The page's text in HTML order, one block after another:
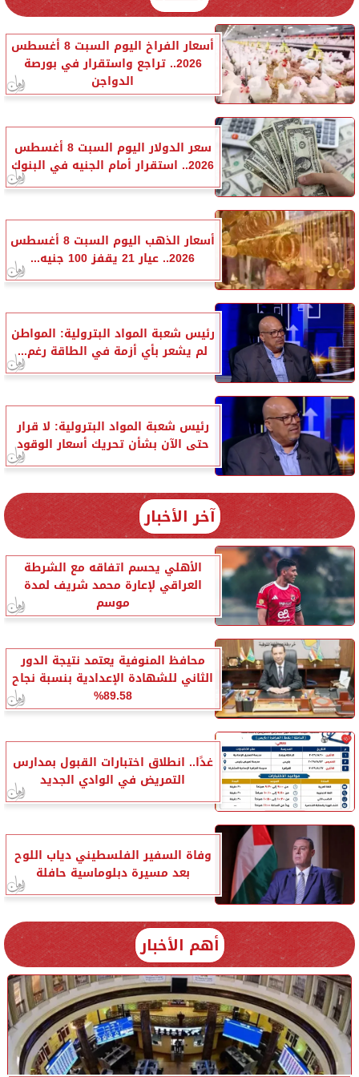
أسعار الفراخ اليوم السبت 8 أغسطس
2026.. تراجع واستقرار في بورصة
الدواجن
سعر الدولار اليوم السبت 8 أغسطس
2026.. استقرار أمام الجنيه في البنوك
أسعار الذهب اليوم السبت 8 أغسطس
2026.. عيار 21 يقفز 100 جنيه...
رئيس شعبة المواد البترولية: المواطن
لم يشعر بأي أزمة في الطاقة رغم...
رئيس شعبة المواد البترولية: لا قرار
حتى الآن بشأن تحريك أسعار الوقود
آخر الأخبار
الأهلي يحسم اتفاقه مع الشرطة
العراقي لإعارة محمد شريف لمدة
موسم
محافظ المنوفية يعتمد نتيجة الدور
الثاني للشهادة الإعدادية بنسبة نجاح
89.58%
غدًا.. انطلاق اختبارات القبول بمدارس
التمريض في الوادي الجديد
وفاة السفير الفلسطيني دياب اللوح
بعد مسيرة دبلوماسية حافلة
أهم الأخبار